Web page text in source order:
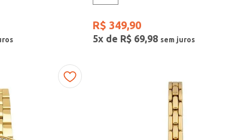
R$ 349,90
5x de R$ 69,98